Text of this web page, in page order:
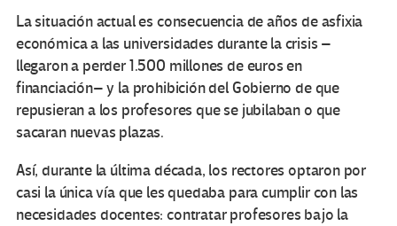
La situación actual es consecuencia de años de asfixia
económica a las universidades durante la crisis –
llegaron a perder 1.500 millones de euros en
financiación– y la prohibición del Gobierno de que
repusieran a los profesores que se jubilaban o que
sacaran nuevas plazas.
Así, durante la última década, los rectores optaron por
casi la única vía que les quedaba para cumplir con las
necesidades docentes: contratar profesores bajo la